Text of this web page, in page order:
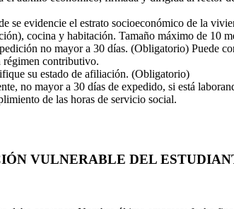
se evidencie el estrato socioeconómico de la
cocina y habitación. Tamaño máximo de 10
no mayor a 30 días. (Obligatorio) Puede
régimen contributivo.
su estado de afiliación. (Obligatorio)
no mayor a 30 días de expedido, si está
de las horas de servicio social.
VULNERABLE DEL